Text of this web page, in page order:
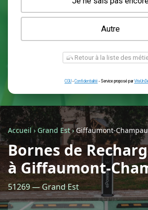
Une prise renforcée
Une simple
Je ne sais
Autre
Retour à la liste
CGU-Confidentialité- Service
Accueil› Grand Est›Giffaumont-
Bornes de
à Giffaumont-
51269 — Grand Est